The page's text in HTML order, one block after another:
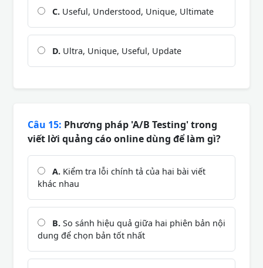
C. Useful, Understood, Unique, Ultimate
D. Ultra, Unique, Useful, Update
Câu 15: Phương pháp 'A/B Testing' trong
viết lời quảng cáo online dùng để làm gì?
A. Kiểm tra lỗi chính tả của hai bài viết
khác nhau
B. So sánh hiệu quả giữa hai phiên bản nội
dung để chọn bản tốt nhất